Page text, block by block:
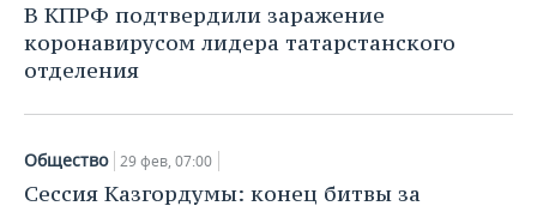
В КПРФ подтвердили заражение
коронавирусом лидера татарстанского
отделения
Общество 29 фев, 07:00
Сессия Казгордумы: конец битвы за